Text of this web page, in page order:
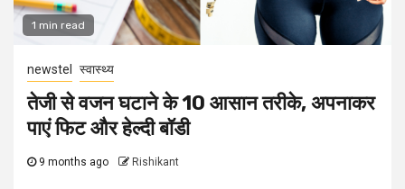
1 min read
newstel स्वास्थ्य
तेजी से वजन घटाने के 10 आसान तरीके, अपनाकर
पाएं फिट और हेल्दी बॉडी
9 months ago Rishikant